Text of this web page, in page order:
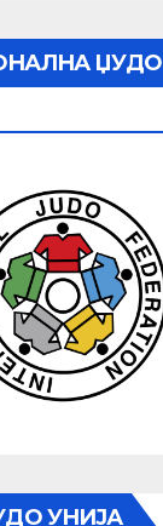
ЏУДО
УНИЈА